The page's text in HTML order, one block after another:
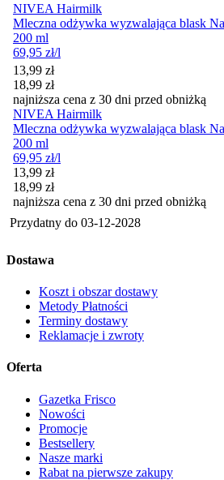
NIVEA Hairmilk
Mleczna odżywka wyzwalająca blask
200 ml
69,95 zł/l
Cena promocyjna
13,99 zł
18,99 zł
najniższa cena z 30 dni przed obniżką
NIVEA Hairmilk
Mleczna odżywka wyzwalająca blask
200 ml
69,95 zł/l
Cena promocyjna
13,99 zł
18,99 zł
najniższa cena z 30 dni przed obniżką
Przydatny do 03-12-2028
Dostawa
Koszt i obszar dostawy
Metody Płatności
Terminy dostawy
Reklamacje i zwroty
Oferta
Gazetka Frisco
Nowości
Promocje
Bestsellery
Nasze marki
Rabat na pierwsze zakupy